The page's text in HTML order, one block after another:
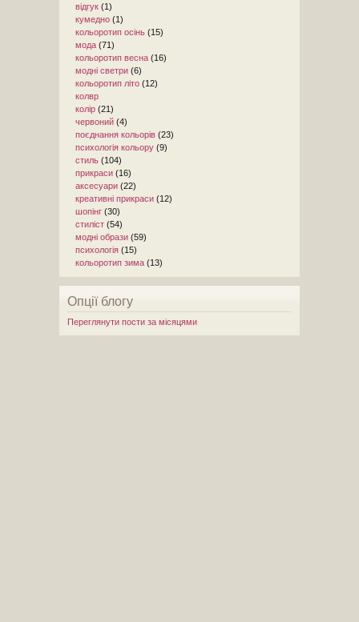
відгук (1)
кумедно (1)
кольоротип осінь (15)
мода (71)
кольоротип весна (16)
модні светри (6)
кольоротип літо (12)
колвр
колір (21)
червоний (4)
поєднання кольорів (23)
психологія кольору (9)
стиль (104)
прикраси (16)
аксесуари (22)
креативні прикраси (12)
шопінг (30)
стиліст (54)
модні образи (59)
психологія (15)
кольоротип зима (13)
Опції блогу
Переглянути пости за місяцями